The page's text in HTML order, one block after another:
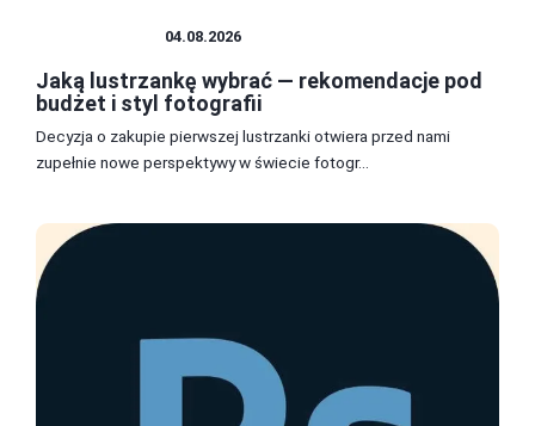
04.08.2026
Jaką lustrzankę wybrać — rekomendacje pod
budżet i styl fotografii
Decyzja o zakupie pierwszej lustrzanki otwiera przed nami
zupełnie nowe perspektywy w świecie fotogr...